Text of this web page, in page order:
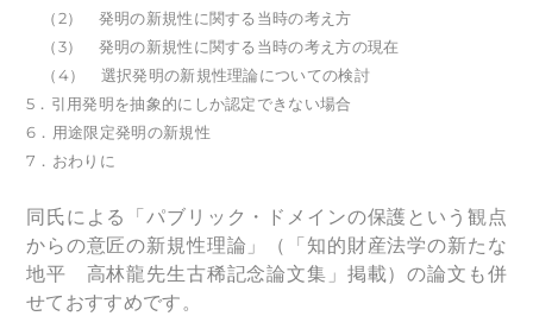
（2） 発明の新規性に関する当時の考え方
（3） 発明の新規性に関する当時の考え方の現在
（4） 選択発明の新規性理論についての検討
5．引用発明を抽象的にしか認定できない場合
6．用途限定発明の新規性
7．おわりに
同氏による「パブリック・ドメインの保護という観点
からの意匠の新規性理論」（「知的財産法学の新たな
地平 高林龍先生古稀記念論文集」掲載）の論文も併
せておすすめです。